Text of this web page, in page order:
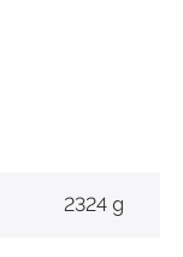
2324 g